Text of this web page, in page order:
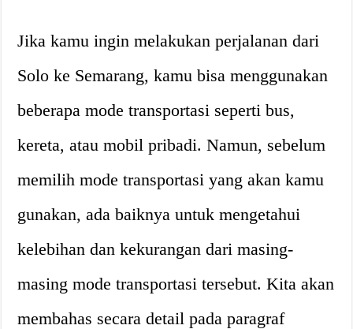
Jika kamu ingin melakukan perjalanan dari
Solo ke Semarang, kamu bisa menggunakan
beberapa mode transportasi seperti bus,
kereta, atau mobil pribadi. Namun, sebelum
memilih mode transportasi yang akan kamu
gunakan, ada baiknya untuk mengetahui
kelebihan dan kekurangan dari masing-
masing mode transportasi tersebut. Kita akan
membahas secara detail pada paragraf